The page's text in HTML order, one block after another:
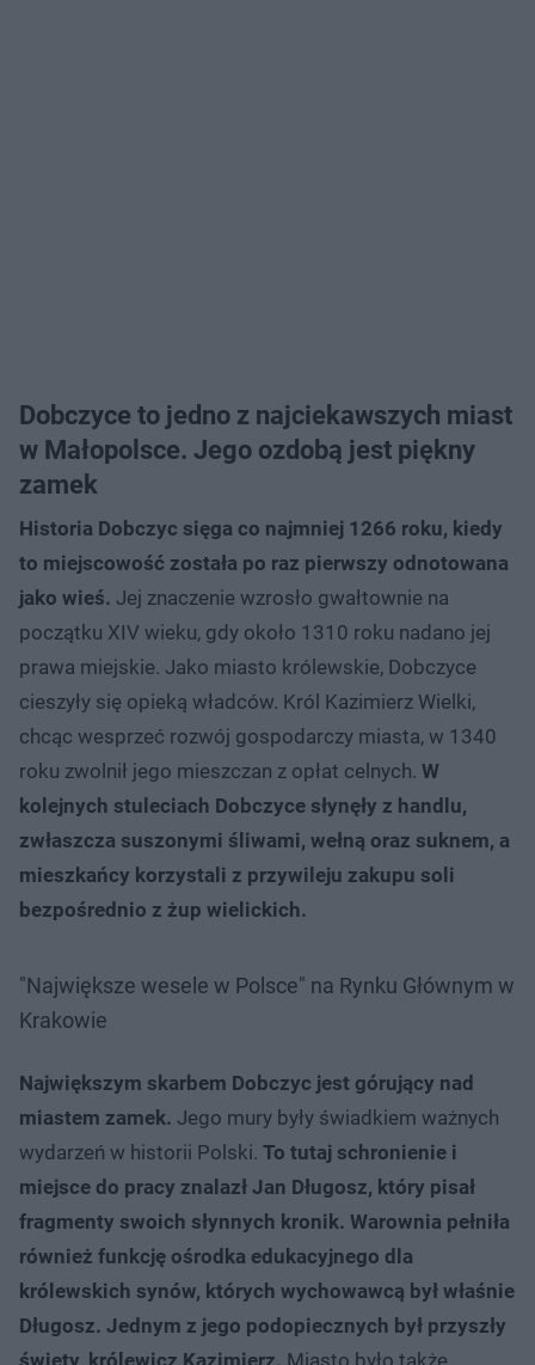
Dobczyce to jedno z najciekawszych miast
w Małopolsce. Jego ozdobą jest piękny
zamek
Historia Dobczyc sięga co najmniej 1266 roku, kiedy
to miejscowość została po raz pierwszy odnotowana
jako wieś. Jej znaczenie wzrosło gwałtownie na
początku XIV wieku, gdy około 1310 roku nadano jej
prawa miejskie. Jako miasto królewskie, Dobczyce
cieszyły się opieką władców. Król Kazimierz Wielki,
chcąc wesprzeć rozwój gospodarczy miasta, w 1340
roku zwolnił jego mieszczan z opłat celnych. W
kolejnych stuleciach Dobczyce słynęły z handlu,
zwłaszcza suszonymi śliwami, wełną oraz suknem, a
mieszkańcy korzystali z przywileju zakupu soli
bezpośrednio z żup wielickich.
"Największe wesele w Polsce" na Rynku Głównym w
Krakowie
Największym skarbem Dobczyc jest górujący nad
miastem zamek. Jego mury były świadkiem ważnych
wydarzeń w historii Polski. To tutaj schronienie i
miejsce do pracy znalazł Jan Długosz, który pisał
fragmenty swoich słynnych kronik. Warownia pełniła
również funkcję ośrodka edukacyjnego dla
królewskich synów, których wychowawcą był właśnie
Długosz. Jednym z jego podopiecznych był przyszły
święty, królewicz Kazimierz. Miasto było także